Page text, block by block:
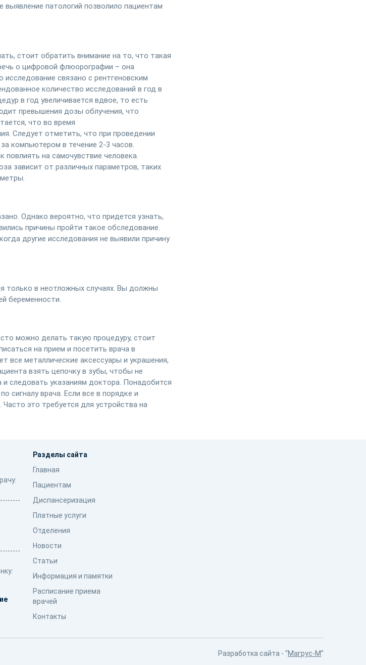
выявление патологий позволило пациентам
стоит обратить внимание на то, что такая
о цифровой флюорографии – она
связано с рентгеновским
количество исследований в год в
в год увеличивается вдвое, то есть
превышения дозы облучения, что
что во время
Следует отметить, что при проведении
компьютером в течение 2-3 часов.
на самочувствие человека.
зависит от различных параметров, таких
Однако вероятно, что придется узнать,
причины пройти такое обследование.
другие исследования не выявили причину
только в неотложных случаях. Вы должны
беременности.
можно делать такую процедуру, стоит
на прием и посетить врача в
все металлические аксессуары и украшения,
взять цепочку в зубы, чтобы не
и следовать указаниям доктора. Понадобится
сигналу врача. Если все в порядке и
это требуется для устройства на
Разделы сайта
Главная
Пациентам
Диспансеризация
Платные услуги
Отделения
Новости
Статьи
Информация и памятки
Расписание приема
врачей
Контакты
Разработка сайта - “Магрус-М”